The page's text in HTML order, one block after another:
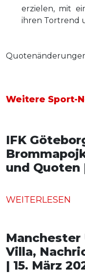
erzielen, mit
ihren Tortrend
Weitere Sport-
IFK
und Quoten
WEITERLESEN
Villa,
| 15. März